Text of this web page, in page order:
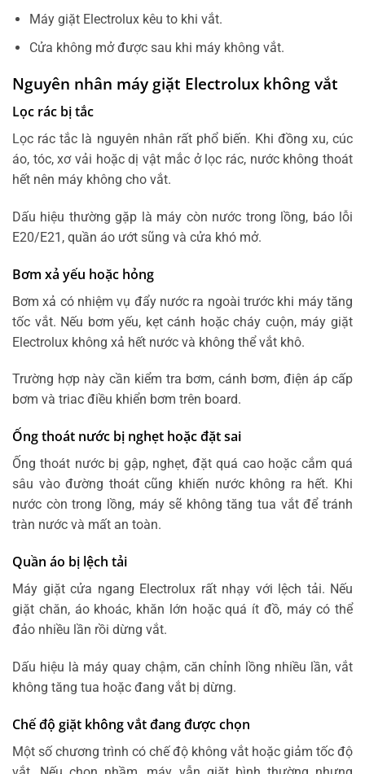
Máy giặt Electrolux kêu to khi vắt.
Cửa không mở được sau khi máy không vắt.
Nguyên nhân máy giặt Electrolux không vắt
Lọc rác bị tắc
Lọc rác tắc là nguyên nhân rất phổ biến. Khi đồng xu, cúc
áo, tóc, xơ vải hoặc dị vật mắc ở lọc rác, nước không thoát
hết nên máy không cho vắt.
Dấu hiệu thường gặp là máy còn nước trong lồng, báo lỗi
E20/E21, quần áo ướt sũng và cửa khó mở.
Bơm xả yếu hoặc hỏng
Bơm xả có nhiệm vụ đẩy nước ra ngoài trước khi máy tăng
tốc vắt. Nếu bơm yếu, kẹt cánh hoặc cháy cuộn, máy giặt
Electrolux không xả hết nước và không thể vắt khô.
Trường hợp này cần kiểm tra bơm, cánh bơm, điện áp cấp
bơm và triac điều khiển bơm trên board.
Ống thoát nước bị nghẹt hoặc đặt sai
Ống thoát nước bị gập, nghẹt, đặt quá cao hoặc cắm quá
sâu vào đường thoát cũng khiến nước không ra hết. Khi
nước còn trong lồng, máy sẽ không tăng tua vắt để tránh
tràn nước và mất an toàn.
Quần áo bị lệch tải
Máy giặt cửa ngang Electrolux rất nhạy với lệch tải. Nếu
giặt chăn, áo khoác, khăn lớn hoặc quá ít đồ, máy có thể
đảo nhiều lần rồi dừng vắt.
Dấu hiệu là máy quay chậm, căn chỉnh lồng nhiều lần, vắt
không tăng tua hoặc đang vắt bị dừng.
Chế độ giặt không vắt đang được chọn
Một số chương trình có chế độ không vắt hoặc giảm tốc độ